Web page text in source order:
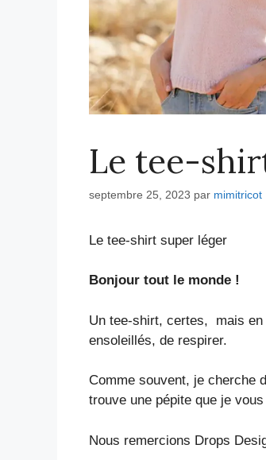
Le tee-
septembre 25, 2023 par mimitricot
Le tee-shirt super léger
Bonjour tout le monde !
Un tee-shirt, certes, mais en
ensoleillés, de respirer.
Comme souvent, je cherche
trouve une pépite que je
Nous remercions Drops